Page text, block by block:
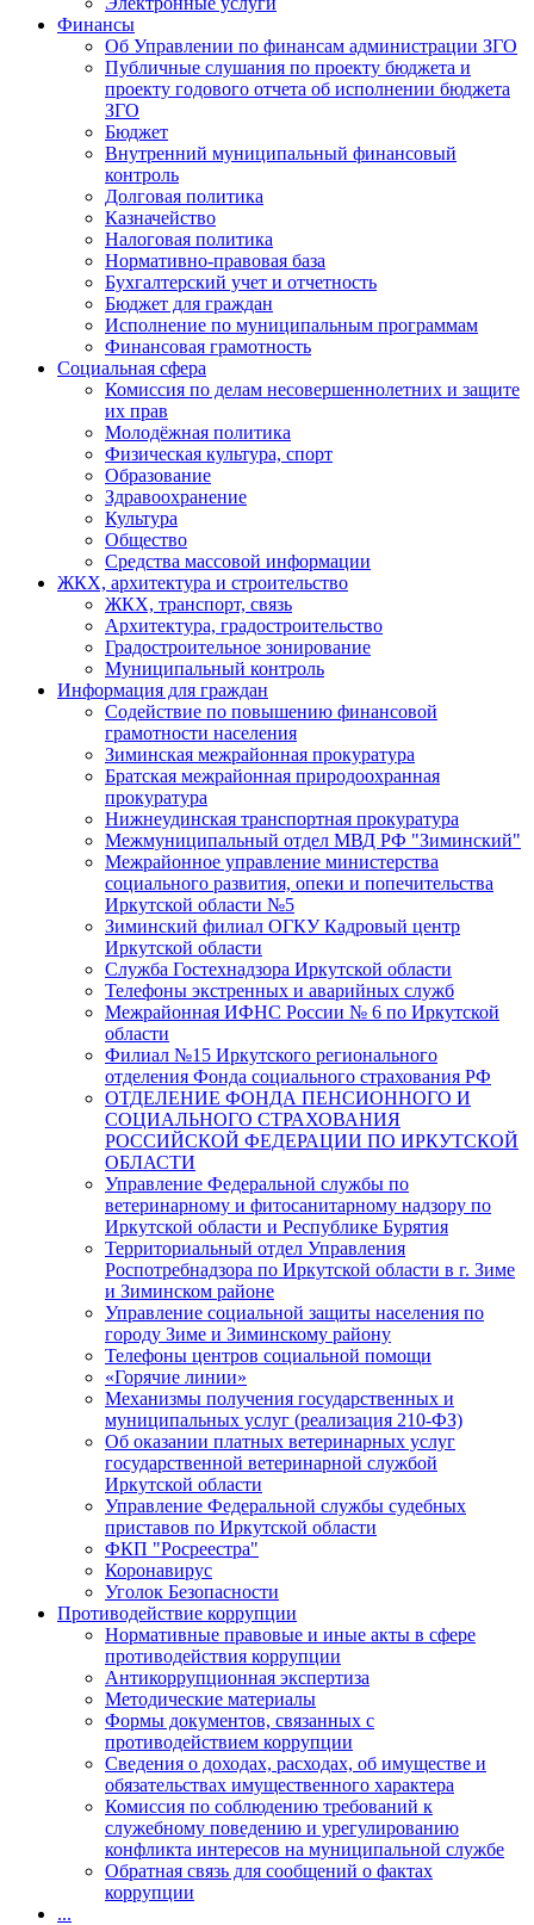
Финансы
Об Управлении по финансам администрации ЗГО
Публичные слушания по проекту бюджета и
проекту годового отчета об исполнении бюджета
ЗГО
Бюджет
Внутренний муниципальный финансовый
контроль
Долговая политика
Казначейство
Налоговая политика
Нормативно-правовая база
Бухгалтерский учет и отчетность
Бюджет для граждан
Исполнение по муниципальным программам
Финансовая грамотность
Социальная сфера
Комиссия по делам несовершеннолетних и защите
их прав
Молодёжная политика
Физическая культура, спорт
Образование
Здравоохранение
Культура
Общество
Средства массовой информации
ЖКХ, архитектура и строительство
ЖКХ, транспорт, связь
Архитектура, градостроительство
Градостроительное зонирование
Муниципальный контроль
Информация для граждан
Содействие по повышению финансовой
грамотности населения
Зиминская межрайонная прокуратура
Братская межрайонная природоохранная
прокуратура
Нижнеудинская транспортная прокуратура
Межмуниципальный отдел МВД РФ "Зиминский"
Межрайонное управление министерства
социального развития, опеки и попечительства
Иркутской области №5
Зиминский филиал ОГКУ Кадровый центр
Иркутской области
Служба Гостехнадзора Иркутской области
Телефоны экстренных и аварийных служб
Межрайонная ИФНС России № 6 по Иркутской
области
Филиал №15 Иркутского регионального
отделения Фонда социального страхования РФ
ОТДЕЛЕНИЕ ФОНДА ПЕНСИОННОГО И
СОЦИАЛЬНОГО СТРАХОВАНИЯ
РОССИЙСКОЙ ФЕДЕРАЦИИ ПО ИРКУТСКОЙ
ОБЛАСТИ
Управление Федеральной службы по
ветеринарному и фитосанитарному надзору по
Иркутской области и Республике Бурятия
Территориальный отдел Управления
Роспотребнадзора по Иркутской области в г. Зиме
и Зиминском районе
Управление социальной защиты населения по
городу Зиме и Зиминскому району
Телефоны центров социальной помощи
«Горячие линии»
Механизмы получения государственных и
муниципальных услуг (реализация 210-ФЗ)
Об оказании платных ветеринарных услуг
государственной ветеринарной службой
Иркутской области
Управление Федеральной службы судебных
приставов по Иркутской области
ФКП "Росреестра"
Коронавирус
Уголок Безопасности
Противодействие коррупции
Нормативные правовые и иные акты в сфере
противодействия коррупции
Антикоррупционная экспертиза
Методические материалы
Формы документов, связанных с
противодействием коррупции
Сведения о доходах, расходах, об имуществе и
обязательствах имущественного характера
Комиссия по соблюдению требований к
служебному поведению и урегулированию
конфликта интересов на муниципальной службе
Обратная связь для сообщений о фактах
коррупции
...